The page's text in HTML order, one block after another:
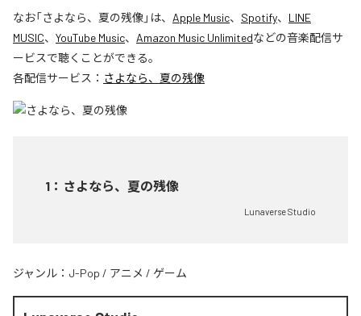
なお「さよなら、夏の残像」は、 Apple Music、 Spotify、 LINE
MUSIC、 YouTube Music、 Amazon Music Unlimitedなどの音楽配信サ
ービスで聴くことができる。
各配信サービス： さよなら、夏の残像
1 ： さよなら、夏の残像
Lunaverse Studio
ジャンル： J-Pop / アニメ / ゲーム